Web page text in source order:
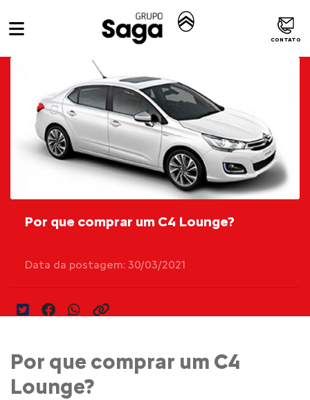
CONTATO
Por que comprar um C4 Lounge?
Data da postagem: 30/03/2021
Por que comprar um C4
Lounge?